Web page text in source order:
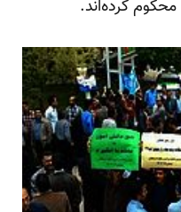
کرده‌اند.